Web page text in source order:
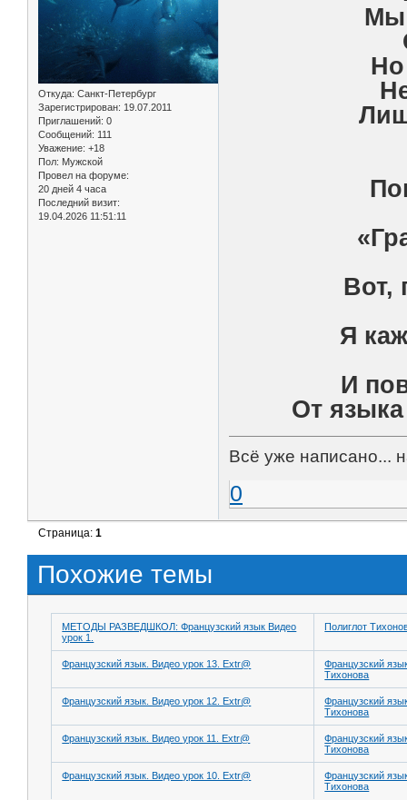
Откуда: Санкт-Петербург
Зарегистрирован: 19.07.2011
Приглашений: 0
Сообщений: 111
Уважение: +18
Пол: Мужской
Провел на форуме:
20 дней 4 часа
Последний визит:
19.04.2026 11:51:11
Мы
Вот,
Я
И
От
Всё уже написано...
0
Страница:1
Похожие темы
МЕТОДЫ РАЗВЕДШКОЛ: Французский язык Видео
урок 1.
Полиглот
Французский язык. Видео урок 13. Extr@
Французский
Тихонова
Французский язык. Видео урок 12. Extr@
Французский
Тихонова
Французский язык. Видео урок 11. Extr@
Французский
Тихонова
Французский язык. Видео урок 10. Extr@
Французский
Тихонова